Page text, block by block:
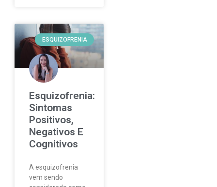
ESQUIZOFRENIA
Esquizofrenia:
Sintomas
Positivos,
Negativos E
Cognitivos
A esquizofrenia
vem sendo